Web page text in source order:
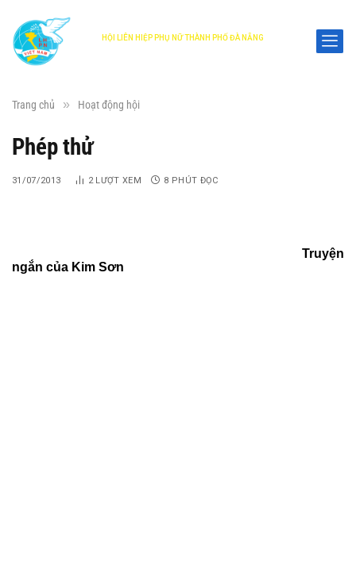
HỘI LIÊN HIỆP PHỤ NỮ THÀNH PHỐ ĐÀ NẴNG
Trang chủ » Hoạt động hội
Phép thử
31/07/2013 2 LƯỢT XEM 8 PHÚT ĐỌC
Truyện
ngắn của Kim Sơn